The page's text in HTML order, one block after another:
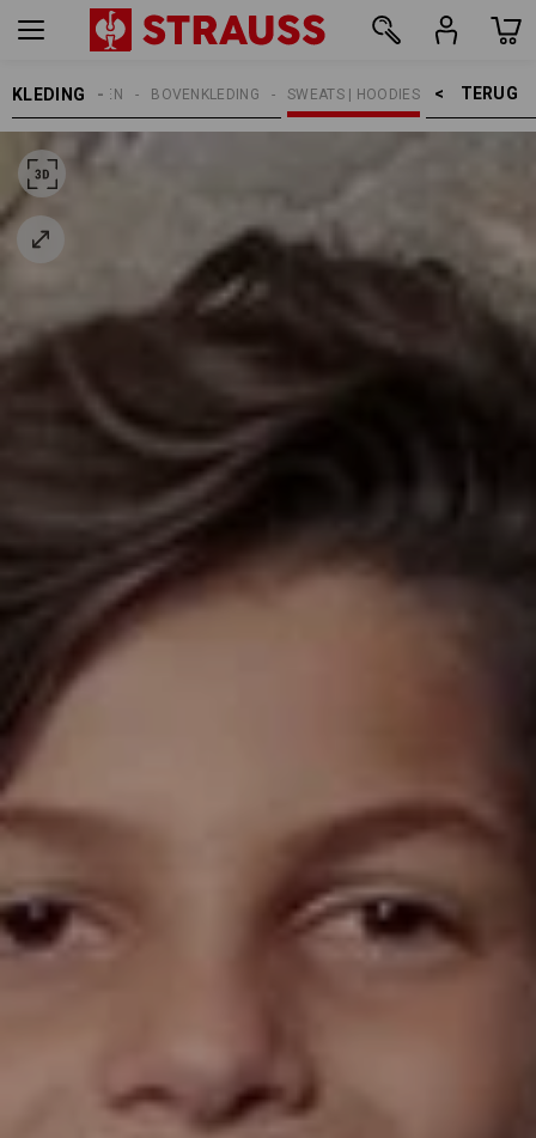
KLEDING TERUG    >
SWEATS | HOODIES
BOVENKLEDING
KINDEREN